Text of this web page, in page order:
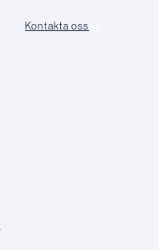
Kontakta oss